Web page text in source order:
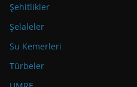
Şehitlikler
Şelaleler
Su Kemerleri
Türbeler